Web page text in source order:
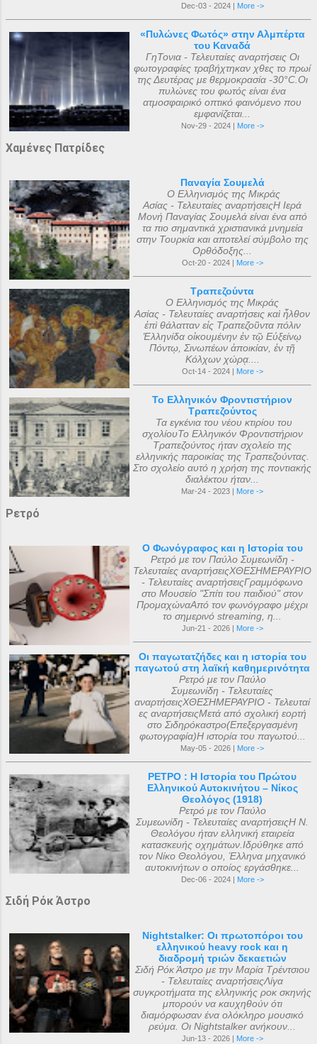
Dec-03 - 2024 | More ->
«Πυλώνες Φωτός» στην Αλμπέρτα
του Καναδά
ΓηΤονια - Τελευταίες αναρτήσεις Οι
φωτογραφίες τραβήχτηκαν χθες το πρωί
της Δευτέρας με θερμοκρασία -30°C.Οι
πυλώνες του φωτός είναι ένα
ατμοσφαιρικό οπτικό φαινόμενο που
εμφανίζεται...
Nov-29 - 2024 | More ->
Χαμένες Πατρίδες
Παναγία Σουμελά
Ο Ελληνισμός της Μικράς
Ασίας - Τελευταίες αναρτήσειςΗ Ιερά
Μονή Παναγίας Σουμελά είναι ένα από
τα πιο σημαντικά χριστιανικά μνημεία
στην Τουρκία και αποτελεί σύμβολο της
Ορθόδοξης...
Oct-20 - 2024 | More ->
Τραπεζούντα
Ο Ελληνισμός της Μικράς
Ασίας - Τελευταίες αναρτήσεις καὶ ἦλθον
ἐπὶ θάλατταν εἰς Τραπεζοῦντα πόλιν
Ἑλληνίδα οἰκουμένην ἐν τῷ Εὐξείνῳ
Πόντῳ, Σινωπέων ἀποικίαν, ἐν τῇ
Κόλχων χώρᾳ....
Oct-14 - 2024 | More ->
Το Ελληνικόν Φροντιστήριον
Τραπεζούντος
Τα εγκένια του νέου κτιρίου του
σχολίουΤο Ελληνικόν Φροντιστήριον
Τραπεζούντος ήταν σχολείο της
ελληνικής παροικίας της Τραπεζούντας.
Στο σχολείο αυτό η χρήση της ποντιακής
διαλέκτου ήταν...
Mar-24 - 2023 | More ->
Ρετρό
Ο Φωνόγραφος και η Ιστορία του
Ρετρό με τον Παύλο Συμεωνίδη -
Τελευταίες αναρτήσειςΧΘΕΣΗΜΕΡΑΥΡΙΟ
- Τελευταίες αναρτήσειςΓραμμόφωνο
στο Μουσείο "Σπίτι του παιδιού" στον
ΠρομαχώναΑπό τον φωνόγραφο μέχρι
το σημερινό streaming, η...
Jun-21 - 2026 | More ->
Οι παγωτατζήδες και η ιστορία του
παγωτού στη λαϊκή καθημερινότητα
Ρετρό με τον Παύλο
Συμεωνίδη - Τελευταίες
αναρτήσειςΧΘΕΣΗΜΕΡΑΥΡΙΟ - Τελευταί
ες αναρτήσειςΜετά από σχολική εορτή
στο Σιδηρόκαστρο(Επεξεργασμένη
φωτογραφία)Η ιστορία του παγωτού...
May-05 - 2026 | More ->
ΡΕΤΡΟ : Η Ιστορία του Πρώτου
Ελληνικού Αυτοκινήτου – Νίκος
Θεολόγος (1918)
Ρετρό με τον Παύλο
Συμεωνίδη - Τελευταίες αναρτήσειςΗ Ν.
Θεολόγου ήταν ελληνική εταιρεία
κατασκευής οχημάτων.Ιδρύθηκε από
τον Νίκο Θεολόγου, Έλληνα μηχανικό
αυτοκινήτων ο οποίος εργάσθηκε...
Dec-06 - 2024 | More ->
Σιδή Ρόκ Άστρο
Nightstalker: Οι πρωτοπόροι του
ελληνικού heavy rock και η
διαδρομή τριών δεκαετιών
Σιδή Ρόκ Άστρο με την Μαρία Τρέντσιου
- Τελευταίες αναρτήσειςΛίγα
συγκροτήματα της ελληνικής ροκ σκηνής
μπορούν να καυχηθούν ότι
διαμόρφωσαν ένα ολόκληρο μουσικό
ρεύμα. Οι Nightstalker ανήκουν...
Jun-13 - 2026 | More ->